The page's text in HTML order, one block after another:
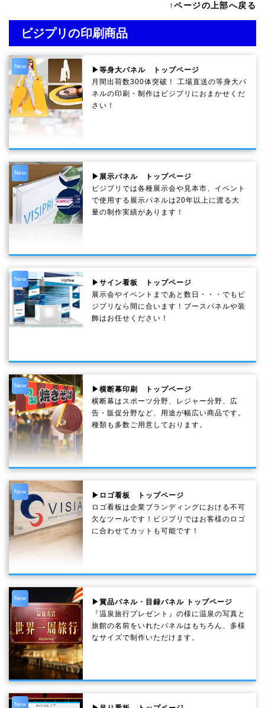
↑ページの上部へ戻る
ビジプリの印刷商品
New
▶等身大パネル トップページ
月間出荷数300体突破！ 工場直送の等身大パ
ネルの印刷・制作は ビジプリ におまかせくだ
さい！
New
▶展示パネル トップページ
ビジプリでは各種展示会や見本市、イベント
で使用する展示パネルは20年以上に渡る大
量の制作実績があります！
New
▶サイン看板 トップページ
展示会やイベントまであと数日・・・でもビ
ジプリなら間に合います！ブースパネルや装
飾はお任せください！
New
▶横断幕印刷 トップページ
横断幕はスポーツ分野、レジャー分野、広
告・販促分野など、用途が幅広い商品です。
種類も多数ご用意しております。
New
▶ロゴ看板 トップページ
ロゴ看板は企業ブランディングにおける不可
欠なツールです！ビジプリではお客様のロゴ
に合わせてカットも可能です！
New
▶賞品パネル・目録パネル トップページ
『温泉旅行プレゼント』の様に温泉の写真と
旅館の名前をいれたパネルはもちろん、多様
なサイズで制作いただけます。
New